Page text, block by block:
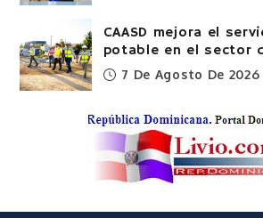
CAASD mejora el
potable en el sector
7 De Agosto De 2026